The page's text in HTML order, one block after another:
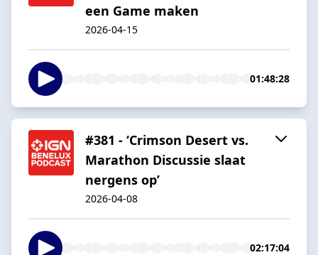
een Game maken
2026-04-15
01:48:28
#381 - ‘Crimson Desert vs.
Marathon Discussie slaat
nergens op’
2026-04-08
02:17:04